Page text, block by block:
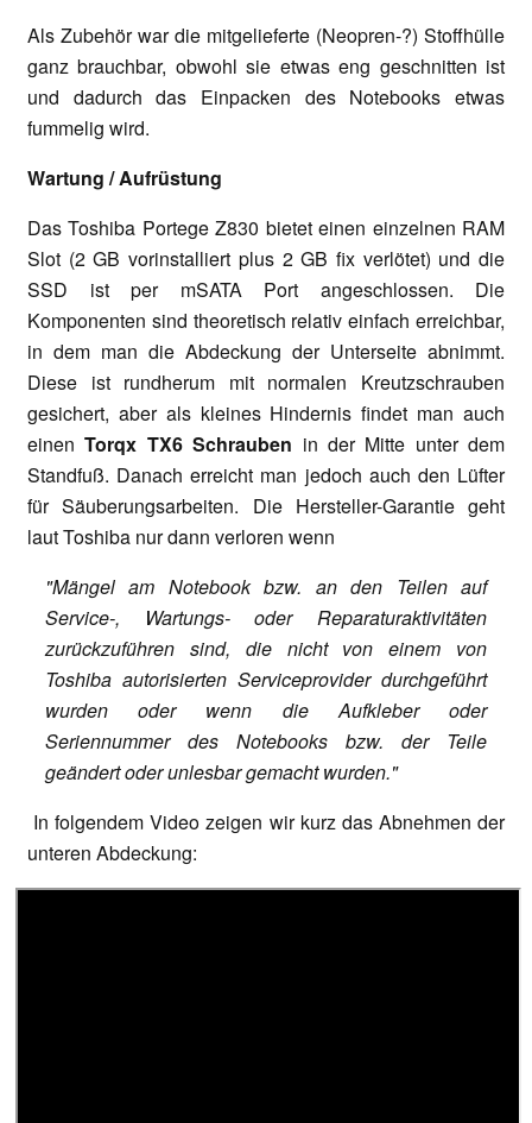
Als Zubehör war die mitgelieferte (Neopren-?) Stoffhülle
ganz brauchbar, obwohl sie etwas eng geschnitten ist
und dadurch das Einpacken des Notebooks etwas
fummelig wird.
Wartung / Aufrüstung
Das Toshiba Portege Z830 bietet einen einzelnen RAM
Slot (2 GB vorinstalliert plus 2 GB fix verlötet) und die
SSD ist per mSATA Port angeschlossen. Die
Komponenten sind theoretisch relativ einfach erreichbar,
in dem man die Abdeckung der Unterseite abnimmt.
Diese ist rundherum mit normalen Kreutzschrauben
gesichert, aber als kleines Hindernis findet man auch
einenTorqx TX6 Schrauben in der Mitte unter dem
Standfuß. Danach erreicht man jedoch auch den Lüfter
für Säuberungsarbeiten. Die Hersteller-Garantie geht
laut Toshiba nur dann verloren wenn
"Mängel am Notebook bzw. an den Teilen auf
Service-, Wartungs- oder Reparaturaktivitäten
zurückzuführen sind, die nicht von einem von
Toshiba autorisierten Serviceprovider durchgeführt
wurden oder wenn die Aufkleber oder
Seriennummer des Notebooks bzw. der Teile
geändert oder unlesbar gemacht wurden."
In folgendem Video zeigen wir kurz das Abnehmen der
unteren Abdeckung: